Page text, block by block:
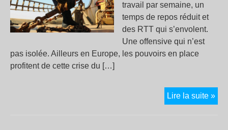
travail par semaine, un
temps de repos réduit et
des RTT qui s’envolent.
Une offensive qui n’est
pas isolée. Ailleurs en Europe, les pouvoirs en place
profitent de cette crise du […]
Lire la suite »Les